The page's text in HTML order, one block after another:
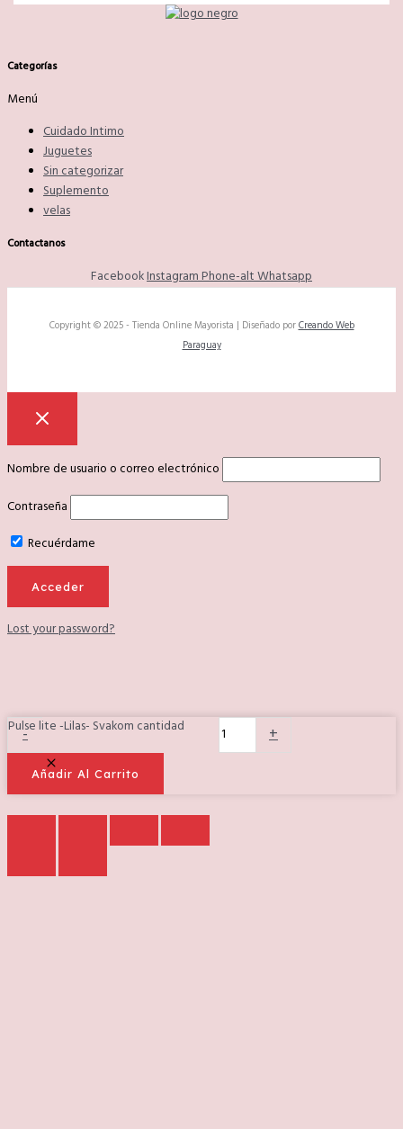
Categorías
Menú
Cuidado Intimo
Juguetes
Sin categorizar
Suplemento
velas
Contactanos
FacebookInstagramPhone-altWhatsapp
Copyright © 2025 - Tienda Online Mayorista | Diseñado porCreando Web
Paraguay
Nombre de usuario o correo electrónico
Contraseña
Recuérdame
Lost your password?
-
Pulse lite -Lilas- Svakom cantidad +
Añadir Al Carrito